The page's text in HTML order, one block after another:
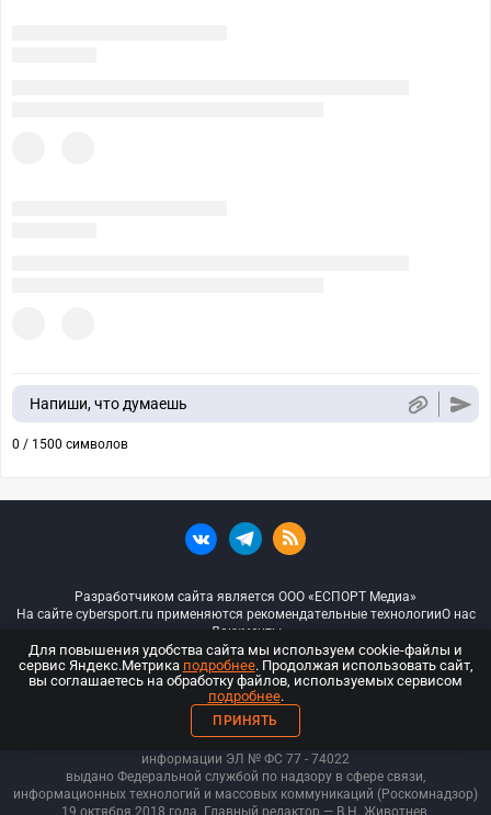
Напиши, что думаешь
0 / 1500 символов
Разработчиком сайта является ООО «ЕСПОРТ Медиа»
На сайте cybersport.ru применяются рекомендательные технологииО нас
Документы
© ООО «Киберспорт.ру» — Все права защищены
18+
ООО «Киберспорт.ру». Свидетельство о регистрации средств массовой
информации ЭЛ № ФС 77 - 74022
выдано Федеральной службой по надзору в сфере связи,
информационных технологий и массовых коммуникаций (Роскомнадзор)
Для повышения удобства сайта мы используем cookie-файлы и
сервис Яндекс.Метрика подробнее. Продолжая использовать сайт,
вы соглашаетесь на обработку файлов, используемых сервисом
подробнее.
ПРИНЯТЬ